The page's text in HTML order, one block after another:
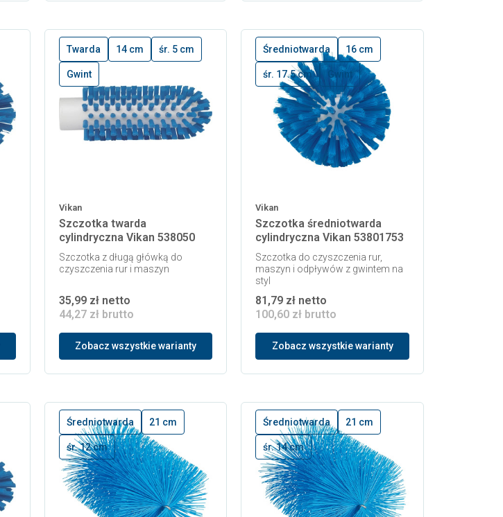
Twarda 14 cm śr. 5 cm
Gwint
Vikan
Szczotka twarda
cylindryczna Vikan 538050
Szczotka z długą główką do
czyszczenia rur i maszyn
35,99 zł netto
44,27 zł brutto
Zobacz wszystkie warianty
Średniotwarda 16 cm
śr. 17.5 cm Gwint
Vikan
Szczotka średniotwarda
cylindryczna Vikan 53801753
Szczotka do czyszczenia rur,
maszyn i odpływów z gwintem na
styl
81,79 zł netto
100,60 zł brutto
Zobacz wszystkie warianty
Średniotwarda 21 cm
śr. 12 cm
Średniotwarda 21 cm
śr. 14 cm